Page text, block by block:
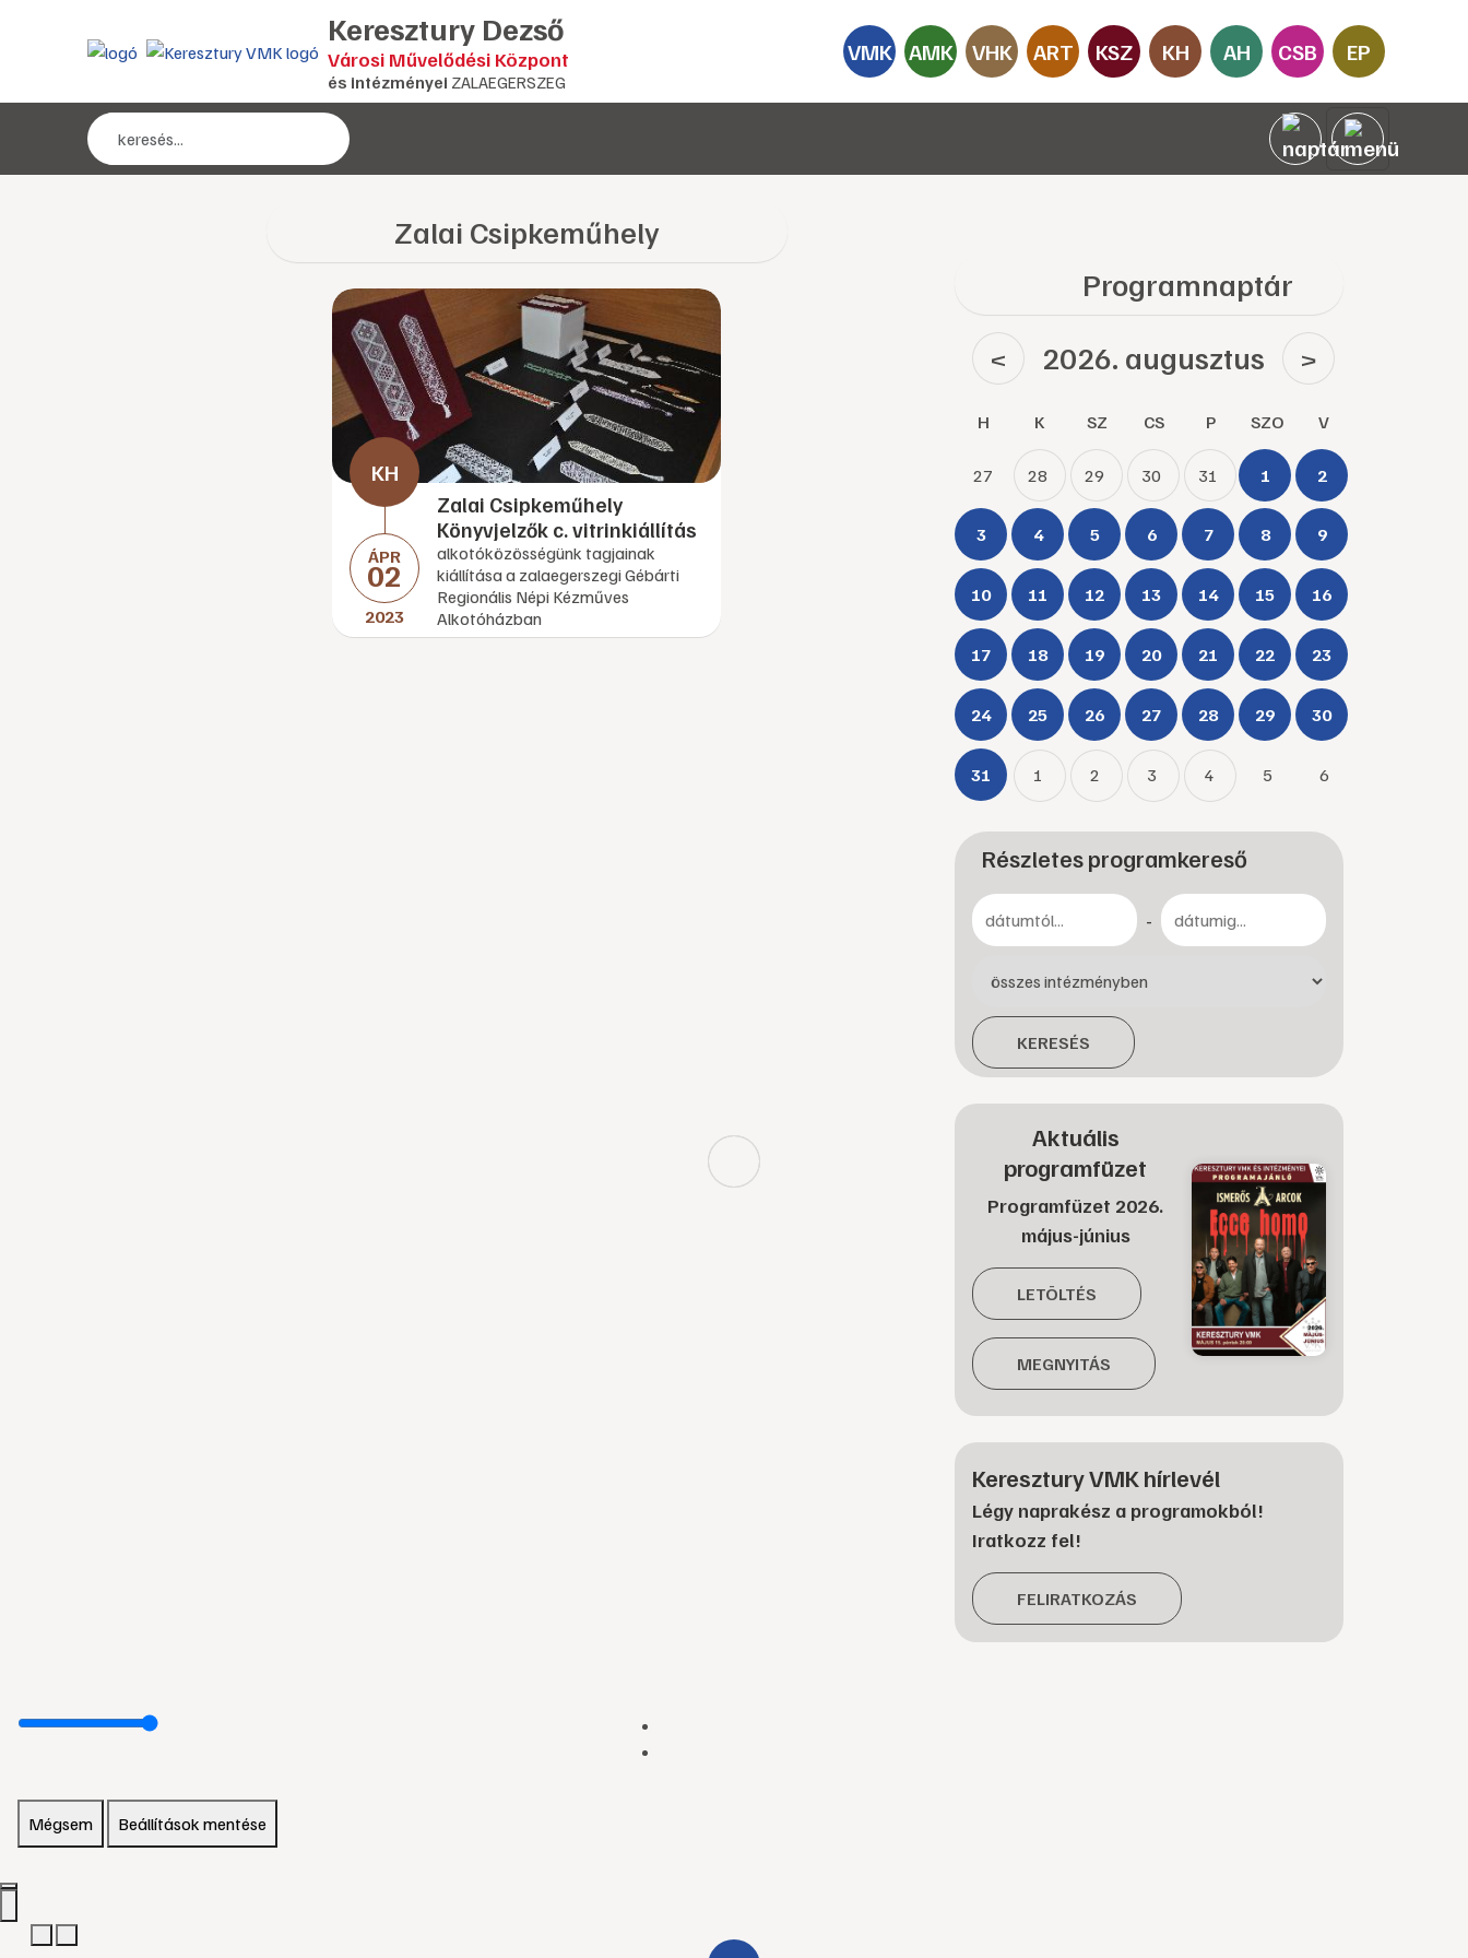
Keresztury Dezső
Városi Művelődési Központ
és intézményei ZALAEGERSZEG
VMK AMK VHK ART KSZ KH AH CSB EP
Zalai Csipkeműhely
ÁPR
02
2023
Zalai Csipkeműhely
Könyvjelzők c. vitrinkiállítás
alkotóközösségünk tagjainak
kiállítása a zalaegerszegi Gébárti
Regionális Népi Kézműves
Alkotóházban
Programnaptár
< 2026. augusztus >
H K SZ CS P SZO V
27 28 29 30 31 1 2
3 4 5 6 7 8 9
10 11 12 13 14 15 16
17 18 19 20 21 22 23
24 25 26 27 28 29 30
31 1 2 3 4 5 6
Részletes programkereső
-
KERESÉS
Aktuális
programfüzet
Programfüzet 2026.
május-június
LETÖLTÉS
MEGNYITÁS
Keresztury VMK hírlevél
Légy naprakész a programokból!
Iratkozz fel!
FELIRATKOZÁS
Mégsem Beállítások mentése